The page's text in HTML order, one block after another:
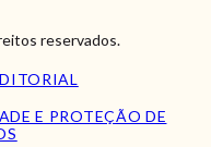
reservados.
E PROTEÇÃO DE